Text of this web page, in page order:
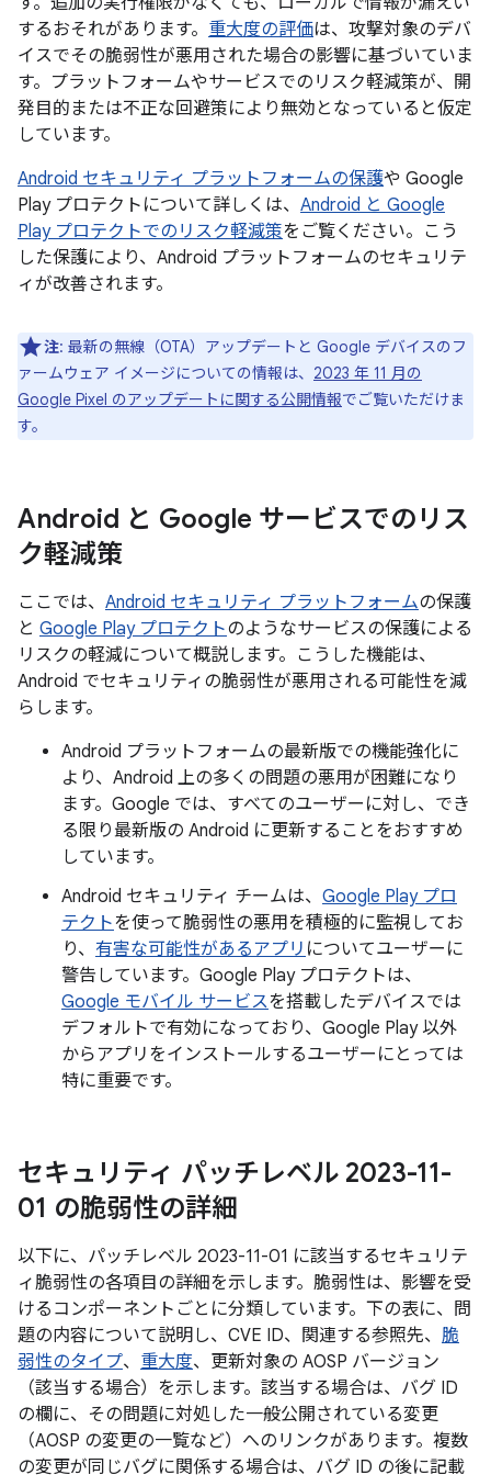
するおそれがあります。 重大度の評価は、攻撃対象のデバ
イスでその脆弱性が悪用された場合の影響に基づいていま
す。プラットフォームやサービスでのリスク軽減策が、開
発目的または不正な回避策により無効となっていると仮定
しています。
Android セキュリティ プラットフォームの保護や Google
Play プロテクトについて詳しくは、 Android と Google
Play プロテクトでのリスク軽減策をご覧ください。こう
した保護により、Android プラットフォームのセキュリテ
ィが改善されます。
注: 最新の無線（OTA）アップデートと Google デバイスのフ
ァームウェア イメージについての情報は、 2023 年 11 月の
Google Pixel のアップデートに関する公開情報でご覧いただけま
す。
Android と Google サービスでのリス
ク軽減策
ここでは、 Android セキュリティ プラットフォームの保護
と Google Play プロテクトのようなサービスの保護による
リスクの軽減について概説します。こうした機能は、
Android でセキュリティの脆弱性が悪用される可能性を減
らします。
Android プラットフォームの最新版での機能強化に
より、Android 上の多くの問題の悪用が困難になり
ます。Google では、すべてのユーザーに対し、でき
る限り最新版の Android に更新することをおすすめ
しています。
Android セキュリティ チームは、 Google Play プロ
テクトを使って脆弱性の悪用を積極的に監視してお
り、 有害な可能性があるアプリ についてユーザーに
警告しています。Google Play プロテクトは、
Google モバイル サービスを搭載したデバイスでは
デフォルトで有効になっており、Google Play 以外
からアプリをインストールするユーザーにとっては
特に重要です。
セキュリティ パッチレベル 2023-11-
01 の脆弱性の詳細
以下に、パッチレベル 2023-11-01 に該当するセキュリテ
ィ脆弱性の各項目の詳細を示します。脆弱性は、影響を受
けるコンポーネントごとに分類しています。下の表に、問
題の内容について説明し、CVE ID、関連する参照先、 脆
弱性のタイプ、 重大度、更新対象の AOSP バージョン
（該当する場合）を示します。該当する場合は、バグ ID
の欄に、その問題に対処した一般公開されている変更
（AOSP の変更の一覧など）へのリンクがあります。複数
の変更が同じバグに関係する場合は、バグ ID の後に記載